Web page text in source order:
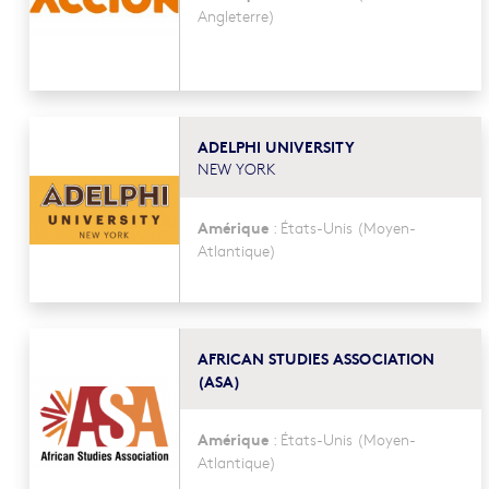
Angleterre)
ADELPHI UNIVERSITY
NEW YORK
Amérique: États-Unis (Moyen-
Atlantique)
AFRICAN STUDIES ASSOCIATION
(ASA)
Amérique: États-Unis (Moyen-
Atlantique)